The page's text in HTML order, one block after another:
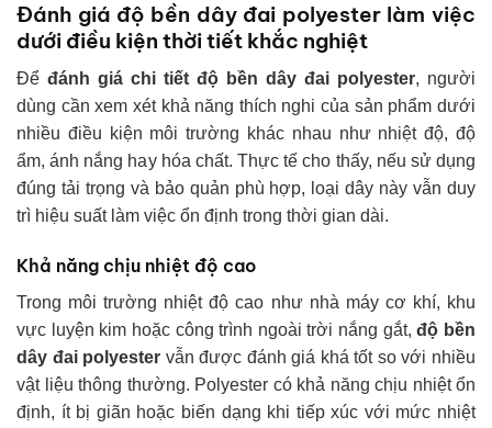
Đánh giá độ bền dây đai polyester làm việc
dưới điều kiện thời tiết khắc nghiệt
Để đánh giá chi tiết độ bền dây đai polyester, người
dùng cần xem xét khả năng thích nghi của sản phẩm dưới
nhiều điều kiện môi trường khác nhau như nhiệt độ, độ
ẩm, ánh nắng hay hóa chất. Thực tế cho thấy, nếu sử dụng
đúng tải trọng và bảo quản phù hợp, loại dây này vẫn duy
trì hiệu suất làm việc ổn định trong thời gian dài.
Khả năng chịu nhiệt độ cao
Trong môi trường nhiệt độ cao như nhà máy cơ khí, khu
vực luyện kim hoặc công trình ngoài trời nắng gắt,độ bền
dây đai polyester vẫn được đánh giá khá tốt so với nhiều
vật liệu thông thường. Polyester có khả năng chịu nhiệt ổn
định, ít bị giãn hoặc biến dạng khi tiếp xúc với mức nhiệt